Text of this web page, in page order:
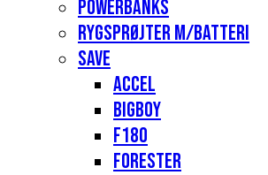
Powerbanks
Rygsprøjter m/batteri
Save
Accel
Bigboy
F180
Forester